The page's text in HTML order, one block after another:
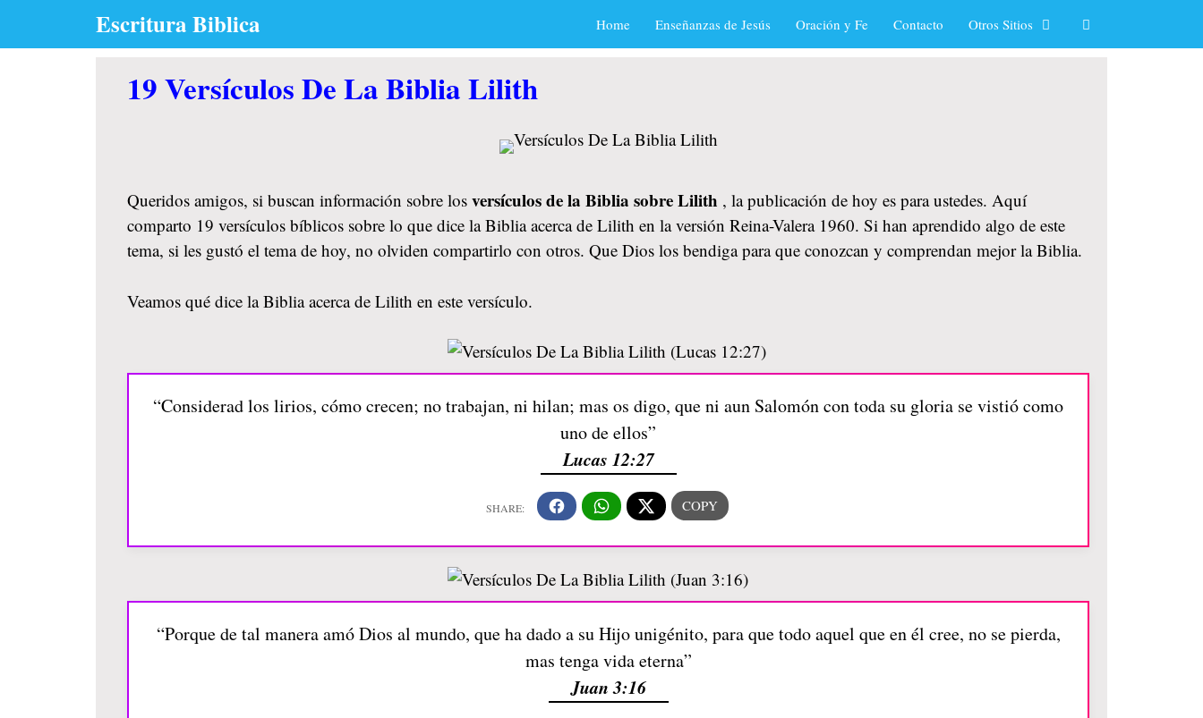
Escritura Biblica Home Enseñanzas de Jesús Oración y Fe Contacto Otros Sitios
19 Versículos De La Biblia Lilith
Queridos amigos, si buscan información sobre los versículos de la Biblia sobre Lilith , la publicación de hoy es para ustedes. Aquí
comparto 19 versículos bíblicos sobre lo que dice la Biblia acerca de Lilith en la versión Reina-Valera 1960. Si han aprendido algo de este
tema, si les gustó el tema de hoy, no olviden compartirlo con otros. Que Dios los bendiga para que conozcan y comprendan mejor la Biblia.
Veamos qué dice la Biblia acerca de Lilith en este versículo.
“Considerad los lirios, cómo crecen; no trabajan, ni hilan; mas os digo, que ni aun Salomón con toda su gloria se vistió como
uno de ellos”
Lucas 12:27
“Porque de tal manera amó Dios al mundo, que ha dado a su Hijo unigénito, para que todo aquel que en él cree, no se pierda,
mas tenga vida eterna”
Juan 3:16